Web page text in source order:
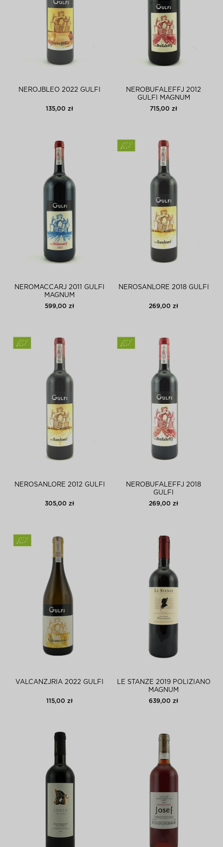
NEROJBLEO 2022 GULFI
135,00 zł
NEROBUFALEFFJ 2012
GULFI MAGNUM
715,00 zł
NEROMACCARJ 2011 GULFI
MAGNUM
599,00 zł
NEROSANLORE 2018 GULFI
269,00 zł
NEROSANLORE 2012 GULFI
305,00 zł
NEROBUFALEFFJ 2018
GULFI
269,00 zł
VALCANZJRIA 2022 GULFI
115,00 zł
LE STANZE 2019 POLIZIANO
MAGNUM
639,00 zł